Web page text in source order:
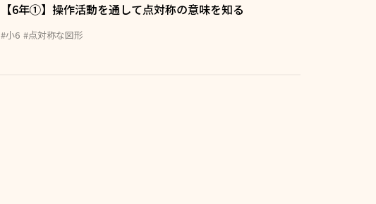
【6年①】操作活動を通して点対称の意味を知る
#小6 #点対称な図形